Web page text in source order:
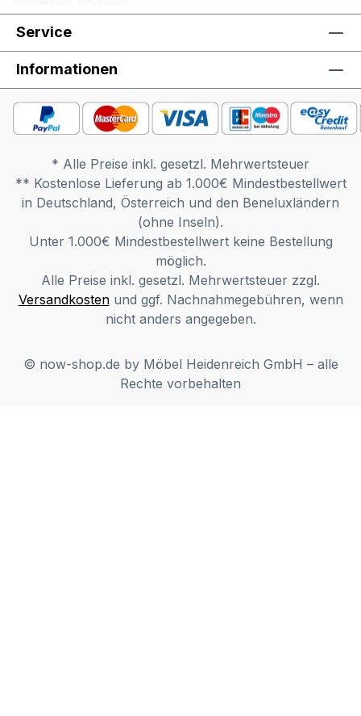
Fronten mit gedämpftem Anschlag. Die
melaminharzbeschichtete Oberfläche
(Schneeweiß) ist besonders
widerstandsfähig und aufgrund der
dichten Oberfläche aus hygienischer Sicht
sehr vorteilhaft, da sehr leicht zu reinigen!
Grundelement benötigt. Es können
beliebig viele Anbauelemente eingeplant
werden. Möbel ist zerlegt (Montage
erforderlich). Farben können auf
verschiedenen Bildschirmen abweichen.
Deko oder andere Beimöbel sind nicht
enthalten. Abbildung kann abweichen.
Service
Informationen
* Alle Preise inkl. gesetzl. Mehrwertsteuer
** Kostenlose Lieferung ab 1.000€ Mindestbestellwert
in Deutschland, Österreich und den Beneluxländern
(ohne Inseln).
Unter 1.000€ Mindestbestellwert keine Bestellung
möglich.
Alle Preise inkl. gesetzl. Mehrwertsteuer zzgl.
Versandkostenund ggf. Nachnahmegebühren, wenn
nicht anders angegeben.
© now-shop.de by Möbel Heidenreich GmbH – alle
Rechte vorbehalten